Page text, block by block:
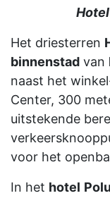
Het driesterren
binnenstad van
naast het
Center, 300
uitstekende
voor het
In het hotel